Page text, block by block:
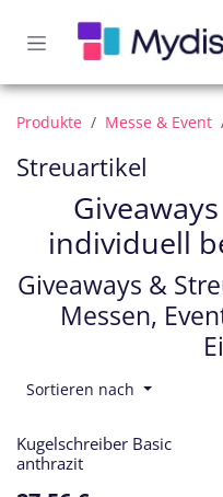
Produkte Messe & Event
Streuartikel
individuell
Giveaways &
Messen,
Sortieren nach
Kugelschreiber Basic
anthrazit